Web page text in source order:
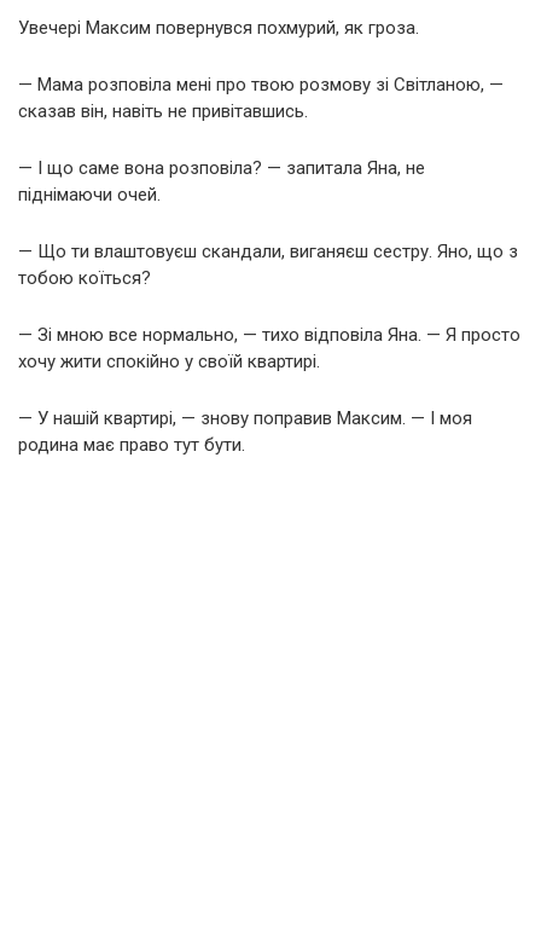
Увечері Максим повернувся похмурий, як гроза.
— Мама розповіла мені про твою розмову зі Світланою, —
сказав він, навіть не привітавшись.
— І що саме вона розповіла? — запитала Яна, не
піднімаючи очей.
— Що ти влаштовуєш скандали, виганяєш сестру. Яно, що з
тобою коїться?
— Зі мною все нормально, — тихо відповіла Яна. — Я просто
хочу жити спокійно у своїй квартирі.
— У нашій квартирі, — знову поправив Максим. — І моя
родина має право тут бути.